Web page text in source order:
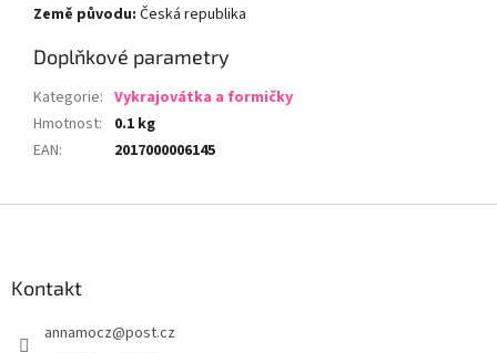
Země původu: Česká republika
Doplňkové parametry
Kategorie: Vykrajovátka a formičky
Hmotnost:
0.1 kg
EAN: 2017000006145
Kontakt
annamocz@post.cz